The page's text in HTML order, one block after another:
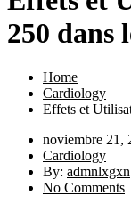
250 dans
Home
Cardiology
Effets et
noviembre 21,
Cardiology
By: admnlxgxn
No Comments